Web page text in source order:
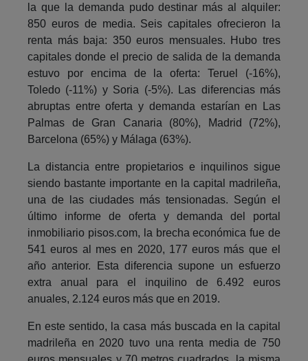
la que la demanda pudo destinar más al alquiler:
850 euros de media. Seis capitales ofrecieron la
renta más baja: 350 euros mensuales. Hubo tres
capitales donde el precio de salida de la demanda
estuvo por encima de la oferta: Teruel (-16%),
Toledo (-11%) y Soria (-5%). Las diferencias más
abruptas entre oferta y demanda estarían en Las
Palmas de Gran Canaria (80%), Madrid (72%),
Barcelona (65%) y Málaga (63%).
La distancia entre propietarios e inquilinos sigue
siendo bastante importante en la capital madrileña,
una de las ciudades más tensionadas. Según el
último informe de oferta y demanda del portal
inmobiliario pisos.com, la brecha económica fue de
541 euros al mes en 2020, 177 euros más que el
año anterior. Esta diferencia supone un esfuerzo
extra anual para el inquilino de 6.492 euros
anuales, 2.124 euros más que en 2019.
En este sentido, la casa más buscada en la capital
madrileña en 2020 tuvo una renta media de 750